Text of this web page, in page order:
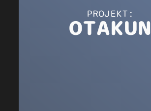
PROJEKT:
OTAKUN